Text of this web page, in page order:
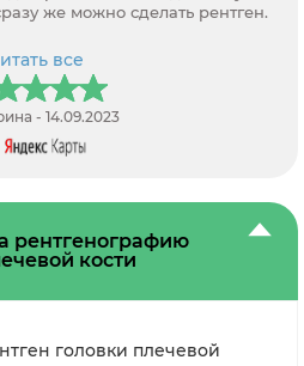
же можно сделать рентген.
все
- 14.09.2023
рентгенографию
кости
головки плечевой